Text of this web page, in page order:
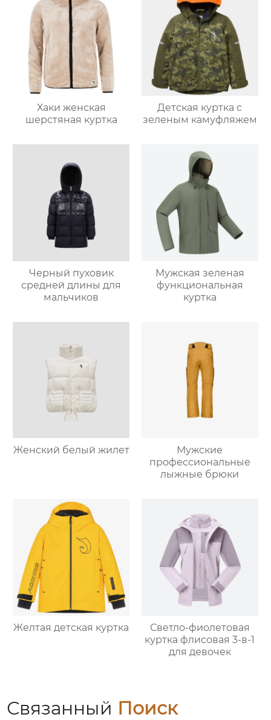
Хаки женская
шерстяная куртка
Детская куртка с
зеленым камуфляжем
Черный пуховик
средней длины для
мальчиков
Мужская зеленая
функциональная
куртка
Женский белый жилет
Мужские
профессиональные
лыжные брюки
Желтая детская куртка
Светло-фиолетовая
куртка флисовая 3-в-1
для девочек
Связанный Поиск